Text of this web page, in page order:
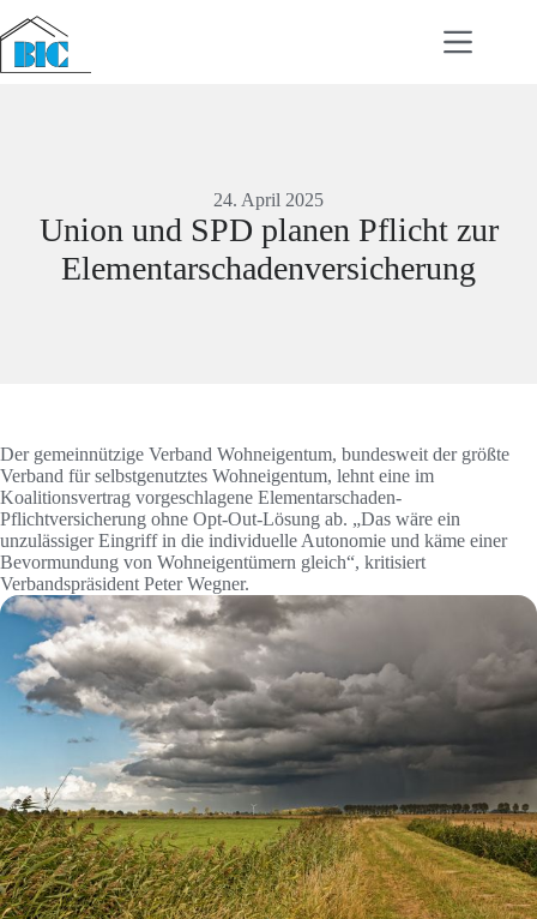
Inhalt
springen
24. April 2025
Union und SPD planen Pflicht zur
Elementarschadenversicherung
Der gemeinnützige Verband Wohneigentum, bundesweit der größte
Verband für selbstgenutztes Wohneigentum, lehnt eine im
Koalitionsvertrag vorgeschlagene Elementarschaden-
Pflichtversicherung ohne Opt-Out-Lösung ab. „Das wäre ein
unzulässiger Eingriff in die individuelle Autonomie und käme einer
Bevormundung von Wohneigentümern gleich“, kritisiert
Verbandspräsident Peter Wegner.